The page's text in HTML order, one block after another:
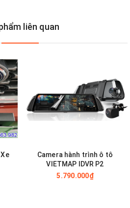
hình với độ phân giảiFull
trước sau.
thông bằng giọng nói
liên quan
Camera hành trình ô tô
VIETMAP IDVR P2
5.790.000₫